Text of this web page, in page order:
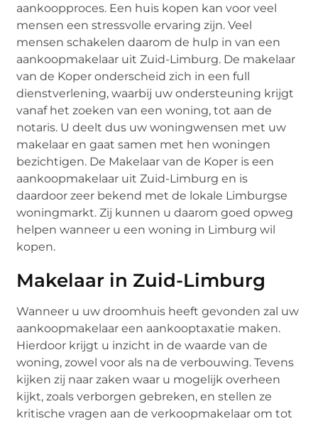
aankoopproces. Een huis kopen kan voor veel
mensen een stressvolle ervaring zijn. Veel
mensen schakelen daarom de hulp in van een
aankoopmakelaar uit Zuid-Limburg. De makelaar
van de Koper onderscheid zich in een full
dienstverlening, waarbij uw ondersteuning krijgt
vanaf het zoeken van een woning, tot aan de
notaris. U deelt dus uw woningwensen met uw
makelaar en gaat samen met hen woningen
bezichtigen. De Makelaar van de Koper is een
aankoopmakelaar uit Zuid-Limburg en is
daardoor zeer bekend met de lokale Limburgse
woningmarkt. Zij kunnen u daarom goed opweg
helpen wanneer u een woning in Limburg wil
kopen.
Makelaar in Zuid-Limburg
Wanneer u uw droomhuis heeft gevonden zal uw
aankoopmakelaar een aankooptaxatie maken.
Hierdoor krijgt u inzicht in de waarde van de
woning, zowel voor als na de verbouwing. Tevens
kijken zij naar zaken waar u mogelijk overheen
kijkt, zoals verborgen gebreken, en stellen ze
kritische vragen aan de verkoopmakelaar om tot